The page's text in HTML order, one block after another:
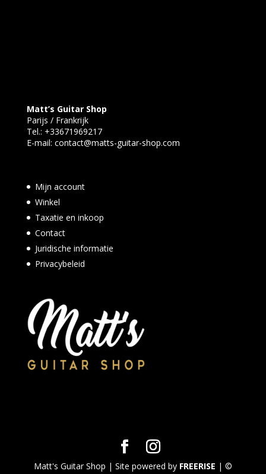
Matt’s Guitar Shop
Parijs / Frankrijk
Tel.: +33671969217
E-mail: contact@matts-guitar-shop.com
Mijn account
Winkel
Taxatie en inkoop
Contact
Juridische informatie
Privacybeleid
Matt's Guitar Shop | Site powered by FREERISE | ©